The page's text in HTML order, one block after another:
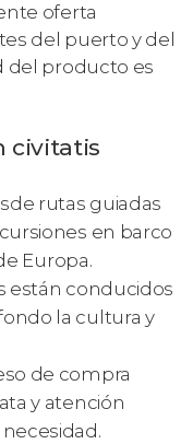
oferta
del puerto y del
del producto es
civitatis
rutas guiadas
en barco
Europa.
están conducidos
la cultura y
de compra
y atención